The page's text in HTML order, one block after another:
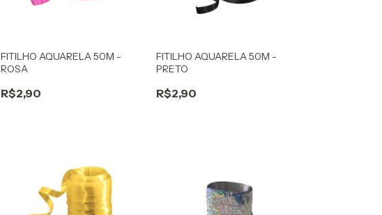
FITILHO AQUARELA 50M -
ROSA
R$2,90
FITILHO AQUARELA 50M -
PRETO
R$2,90